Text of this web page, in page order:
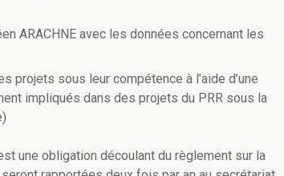
ARACHNE avec les données concernant les
sous leur compétence à l’aide d’une
impliqués dans des projets du PRR sous la
une obligation découlant du règlement sur la